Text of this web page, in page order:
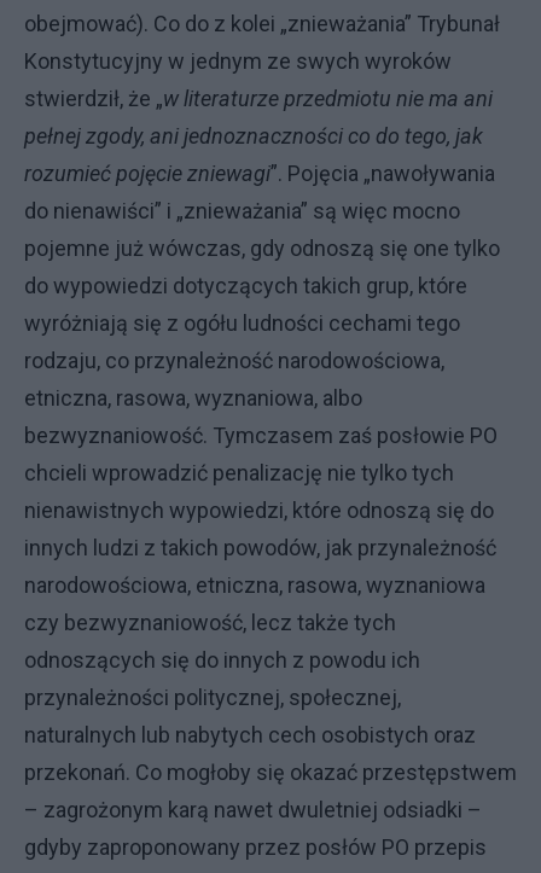
obejmować). Co do z kolei „znieważania” Trybunał
Konstytucyjny w jednym ze swych wyroków
stwierdził, że „w literaturze przedmiotu nie ma ani
pełnej zgody, ani jednoznaczności co do tego, jak
rozumieć pojęcie zniewagi”. Pojęcia „nawoływania
do nienawiści” i „znieważania” są więc mocno
pojemne już wówczas, gdy odnoszą się one tylko
do wypowiedzi dotyczących takich grup, które
wyróżniają się z ogółu ludności cechami tego
rodzaju, co przynależność narodowościowa,
etniczna, rasowa, wyznaniowa, albo
bezwyznaniowość. Tymczasem zaś posłowie PO
chcieli wprowadzić penalizację nie tylko tych
nienawistnych wypowiedzi, które odnoszą się do
innych ludzi z takich powodów, jak przynależność
narodowościowa, etniczna, rasowa, wyznaniowa
czy bezwyznaniowość, lecz także tych
odnoszących się do innych z powodu ich
przynależności politycznej, społecznej,
naturalnych lub nabytych cech osobistych oraz
przekonań. Co mogłoby się okazać przestępstwem
– zagrożonym karą nawet dwuletniej odsiadki –
gdyby zaproponowany przez posłów PO przepis